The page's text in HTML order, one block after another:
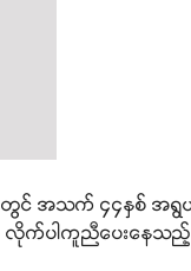
တွင် အသက် ၄၄နှစ် အရွ
က်ပါကူညီပေးနေသ